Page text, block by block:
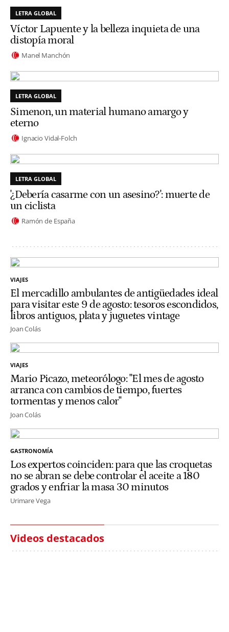
LETRA GLOBAL
Víctor Lapuente y la belleza inquieta de una
distopía moral
Manel Manchón
LETRA GLOBAL
Simenon, un material humano amargo y
eterno
Ignacio Vidal-Folch
LETRA GLOBAL
'¿Debería casarme con un asesino?': muerte de
un ciclista
Ramón de España
VIAJES
El mercadillo ambulantes de antigüedades ideal
para visitar este 9 de agosto: tesoros escondidos,
libros antiguos, plata y juguetes vintage
Joan Colás
VIAJES
Mario Picazo, meteorólogo: "El mes de agosto
arranca con cambios de tiempo, fuertes
tormentas y menos calor"
Joan Colás
GASTRONOMÍA
Los expertos coinciden: para que las croquetas
no se abran se debe controlar el aceite a 180
grados y enfriar la masa 30 minutos
Urimare Vega
Videos destacados